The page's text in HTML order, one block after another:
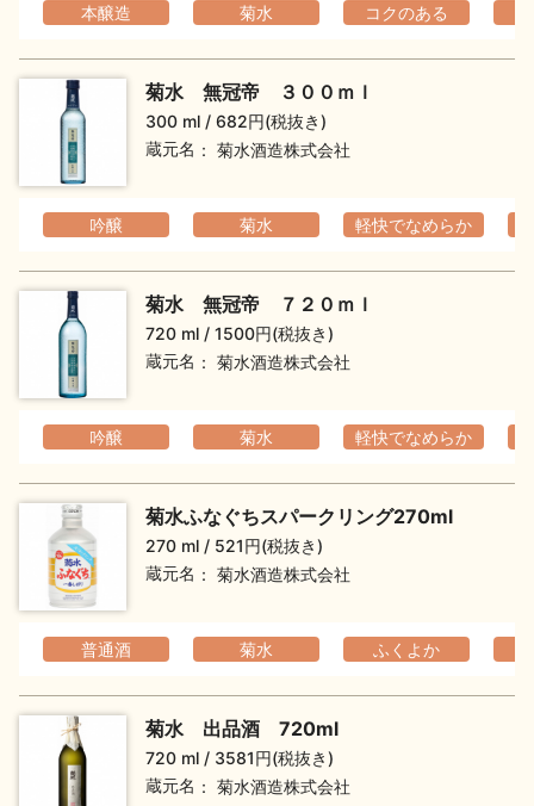
本醸造 菊水 コクのある
菊水 無冠帝 ３００ｍｌ
300 ml
682円(税抜き)
蔵元名
菊水酒造株式会社
吟醸 菊水 軽快でなめらか
菊水 無冠帝 ７２０ｍｌ
720 ml
1500円(税抜き)
蔵元名
菊水酒造株式会社
吟醸 菊水 軽快でなめらか
菊水ふなぐちスパークリング270ml
270 ml
521円(税抜き)
蔵元名
菊水酒造株式会社
普通酒 菊水 ふくよか
菊水 出品酒 720ml
720 ml
3581円(税抜き)
蔵元名
菊水酒造株式会社